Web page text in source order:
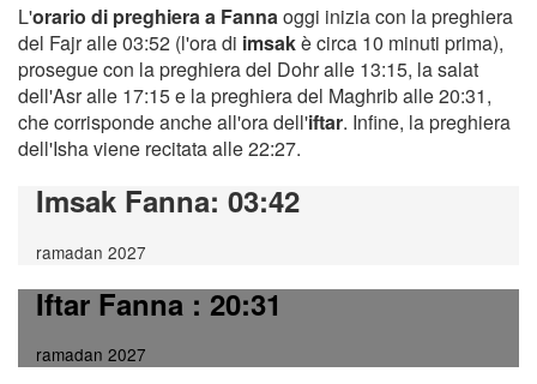
L'orario di preghiera a Fannaoggi inizia con la preghiera
del Fajr alle 03:52 (l'ora di imsakè circa 10 minuti prima),
prosegue con la preghiera del Dohr alle 13:15, la salat
dell'Asr alle 17:15 e la preghiera del Maghrib alle 20:31,
che corrisponde anche all'ora dell'iftar. Infine, la preghiera
dell'Isha viene recitata alle 22:27.
Imsak Fanna: 03:42
ramadan 2027
Iftar Fanna: 20:31
ramadan 2027